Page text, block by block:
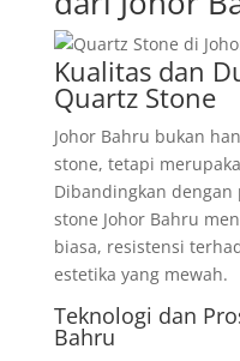
Kualitas dan
Quartz Stone
Johor Bahru bukan
stone, tetapi
Dibandingkan
stone Johor Bahru
biasa, resistensi
estetika yang mewah.
Teknologi dan
Bahru